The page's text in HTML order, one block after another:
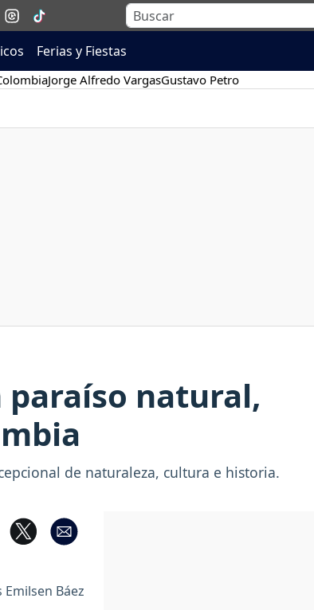
Ferias y Fiestas
Jorge Alfredo VargasGustavo Petro
paraíso natural,
de naturaleza, cultura e historia.
Emilsen Báez